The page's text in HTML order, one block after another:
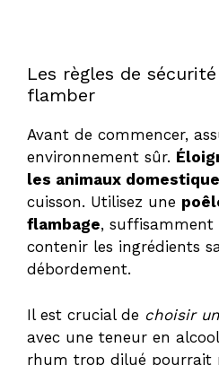
Les règles de
flamber
Avant de commencer,
environnement sûr.
les animaux
cuisson. Utilisez une
flambage, suffisamment
contenir les ingrédients
débordement.
Il est crucial de choisir
avec une teneur en
rhum trop dilué pourrait